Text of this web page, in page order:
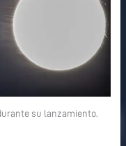
su lanzamiento.